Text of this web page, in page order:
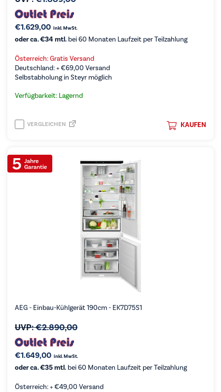
€1.629,00 inkl. MwSt.
oder ca. €34 mtl. bei 60 Monaten Laufzeit per Teilzahlung
Österreich: Gratis Versand
Deutschland: +€69,00 Versand
Selbstabholung in Steyr möglich
Verfügbarkeit: Lagernd
KAUFEN
VERGLEICHEN
AEG - Einbau-Kühlgerät 190cm - EK7D75S1
UVP:€2.890,00
€1.649,00 inkl. MwSt.
oder ca. €35 mtl. bei 60 Monaten Laufzeit per Teilzahlung
Österreich: +€49,00 Versand